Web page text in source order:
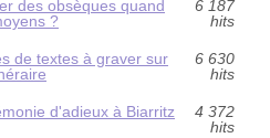
des obsèques quand
?
6 187
hits
de textes à graver sur
6 630
hits
d'adieux à Biarritz
4 372
hits